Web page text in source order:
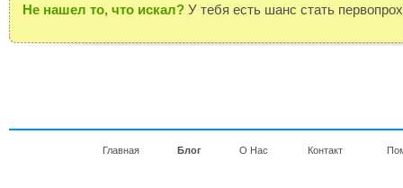
Не нашел то, что искал? У тебя есть шанс стать
Главная Блог О Нас Контакт